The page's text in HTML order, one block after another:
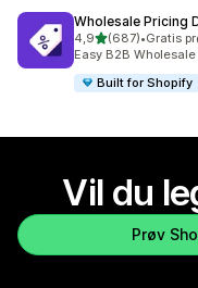
Wholesale Pricing
4,9av 5 stjerner
(687)
Totalt 687 omtaler
•Gratis
Easy B2B
Built for Shopify
Vil du
Prøv